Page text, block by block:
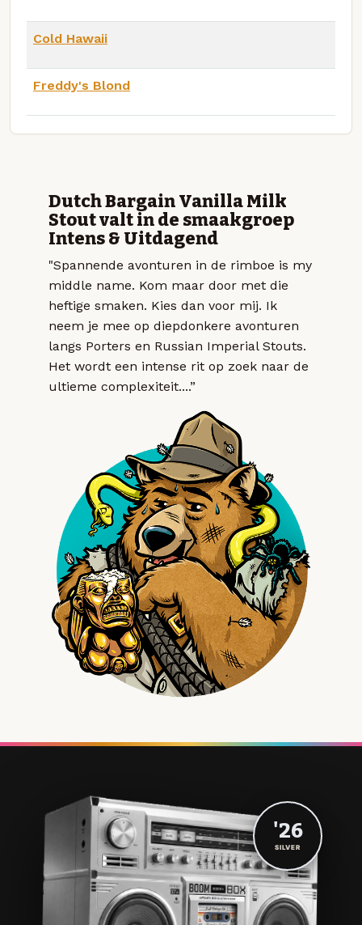
Cold Hawaii
Freddy's Blond
Dutch Bargain Vanilla Milk
Stout valt in de smaakgroep
Intens & Uitdagend
"Spannende avonturen in de rimboe is my
middle name. Kom maar door met die
heftige smaken. Kies dan voor mij. Ik
neem je mee op diepdonkere avonturen
langs Porters en Russian Imperial Stouts.
Het wordt een intense rit op zoek naar de
ultieme complexiteit....”
'26
SILVER